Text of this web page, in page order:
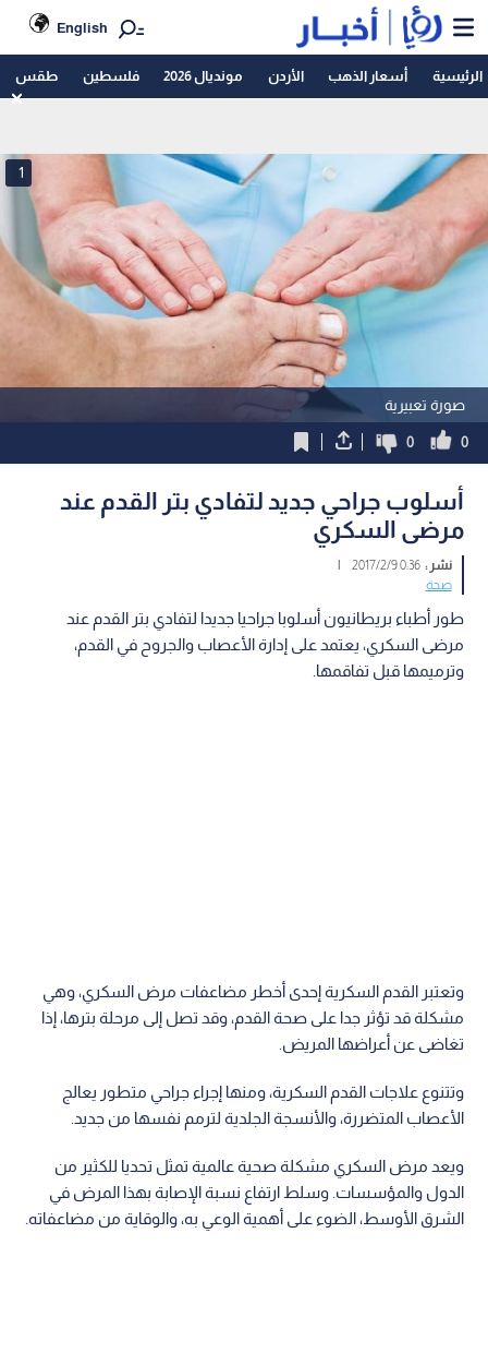
English
الرئيسية أسعار الذهب الأردن مونديال 2026 فلسطين طقس
صورة تعبيرية
1
0
0
أسلوب جراحي جديد لتفادي بتر القدم عند
مرضى السكري
نشر :0:36 2017/2/9
|
صحة
طور أطباء بريطانيون أسلوبا جراحيا جديدا لتفادي بتر القدم عند
مرضى السكري، يعتمد على إدارة الأعصاب والجروح في القدم،
وترميمها قبل تفاقمها.
وتعتبر القدم السكرية إحدى أخطر مضاعفات مرض السكري، وهي
مشكلة قد تؤثر جدا على صحة القدم، وقد تصل إلى مرحلة بترها، إذا
تغاضى عن أعراضها المريض.
وتتنوع علاجات القدم السكرية، ومنها إجراء جراحي متطور يعالج
الأعصاب المتضررة، والأنسجة الجلدية لترمم نفسها من جديد.
ويعد مرض السكري مشكلة صحية عالمية تمثل تحديا للكثير من
الدول والمؤسسات. وسلط ارتفاع نسبة الإصابة بهذا المرض في
الشرق الأوسط، الضوء على أهمية الوعي به، والوقاية من مضاعفاته.